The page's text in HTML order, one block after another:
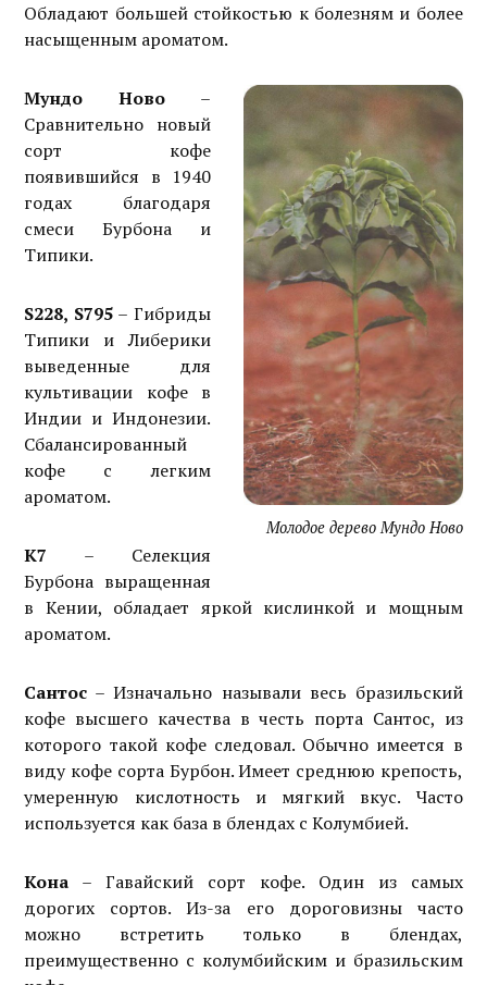
Обладают большей стойкостью к болезням и более
насыщенным ароматом.
Молодое дерево Мундо Ново
Мундо Ново –
Сравнительно новый
сорт кофе
появившийся в 1940
годах благодаря
смеси Бурбона и
Типики.
S228, S795– Гибриды
Типики и Либерики
выведенные для
культивации кофе в
Индии и Индонезии.
Сбалансированный
кофе с легким
ароматом.
К7 – Селекция
Бурбона выращенная
в Кении, обладает яркой кислинкой и мощным
ароматом.
Сантос – Изначально называли весь бразильский
кофе высшего качества в честь порта Сантос, из
которого такой кофе следовал. Обычно имеется в
виду кофе сорта Бурбон. Имеет среднюю крепость,
умеренную кислотность и мягкий вкус. Часто
используется как база в блендах с Колумбией.
Кона – Гавайский сорт кофе. Один из самых
дорогих сортов. Из-за его дороговизны часто
можно встретить только в блендах,
преимущественно с колумбийским и бразильским